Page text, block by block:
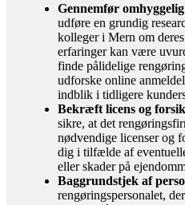
Gennemfør
udføre en grundig
kolleger i Mern om
erfaringer kan være
finde pålidelige
udforske online
indblik i tidligere
Bekræft licens og
sikre, at det
nødvendige licenser og
dig i tilfælde af
eller skader på
Baggrundstjek af
rengøringspersonalet,